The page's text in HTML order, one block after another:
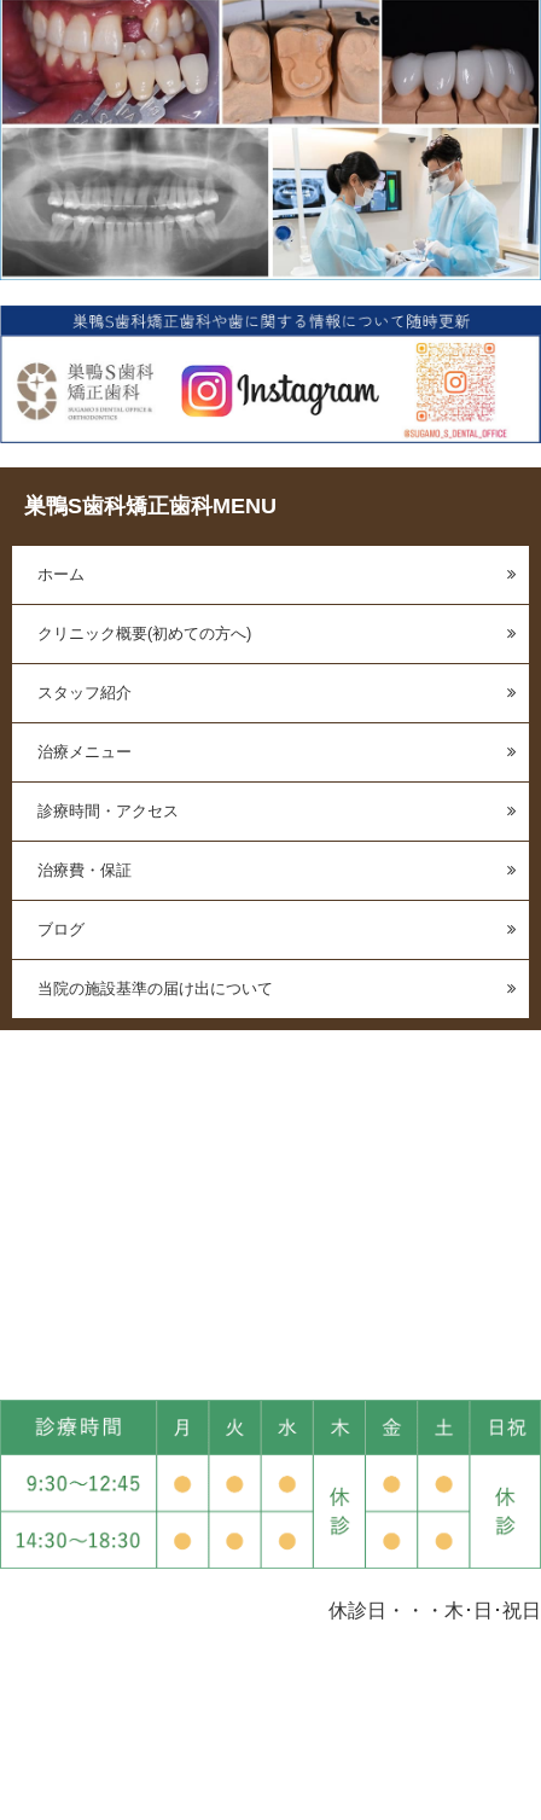
巣鴨S歯科矯正歯科MENU
ホーム
クリニック概要(初めての方へ)
スタッフ紹介
治療メニュー
診療時間・アクセス
治療費・保証
ブログ
当院の施設基準の届け出について
休診日・・・木･日･祝日